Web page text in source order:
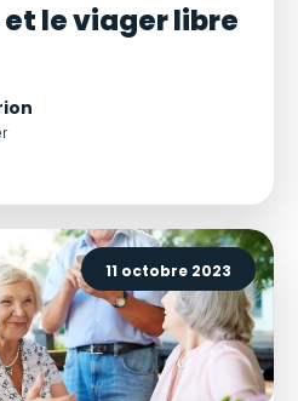
le viager libre
11 octobre 2023